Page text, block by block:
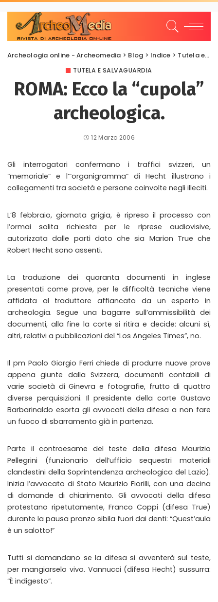
Archeologia online - Archeomedia > Blog > Indice > Tutela e Salvaguardia
TUTELA E SALVAGUARDIA
ROMA: Ecco la “cupola”
archeologica.
12 Marzo 2006
Gli interrogatori confermano i traffici svizzeri, un
“memoriale” e l’”organigramma” di Hecht illustrano i
collegamenti tra società e persone coinvolte negli illeciti.
L’8 febbraio, giornata grigia, è ripreso il processo con
l’ormai solita richiesta per le riprese audiovisive,
autorizzata dalle parti dato che sia Marion True che
Robert Hecht sono assenti.
La traduzione dei quaranta documenti in inglese
presentati come prove, per le difficoltà tecniche viene
affidata al traduttore affiancato da un esperto in
archeologia. Segue una bagarre sull’ammissibilità dei
documenti, alla fine la corte si ritira e decide: alcuni sì,
altri, relativi a pubblicazioni del “Los Angeles Times”, no.
Il pm Paolo Giorgio Ferri chiede di produrre nuove prove
appena giunte dalla Svizzera, documenti contabili di
varie società di Ginevra e fotografie, frutto di quattro
diverse perquisizioni. Il presidente della corte Gustavo
Barbarinaldo esorta gli avvocati della difesa a non fare
un fuoco di sbarramento già in partenza.
Parte il controesame del teste della difesa Maurizio
Pellegrini (funzionario dell’ufficio sequestri materiali
clandestini della Soprintendenza archeologica del Lazio).
Inizia l’avvocato di Stato Maurizio Fiorilli, con una decina
di domande di chiarimento. Gli avvocati della difesa
protestano ripetutamente, Franco Coppi (difesa True)
durante la pausa pranzo sibila fuori dai denti: “Quest’aula
è un salotto!”
Tutti si domandano se la difesa si avventerà sul teste,
per mangiarselo vivo. Vannucci (difesa Hecht) sussurra:
“È indigesto”.